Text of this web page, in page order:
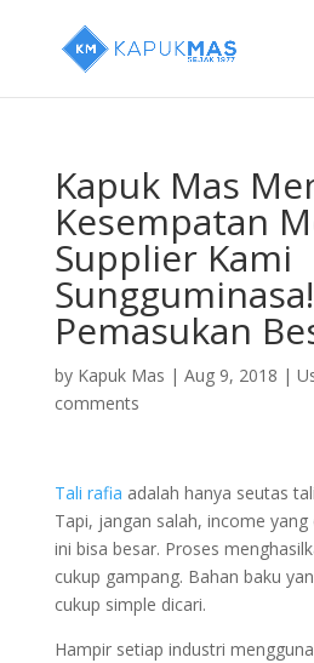
Kapuk Mas
Kesempatan
Supplier Kami
Pemasukan
by Kapuk Mas | Aug 9, 2018 |
comments
Tali rafia adalah hanya seutas
Tapi, jangan salah, income
ini bisa besar. Proses
cukup gampang. Bahan baku
cukup simple dicari.
Hampir setiap industri